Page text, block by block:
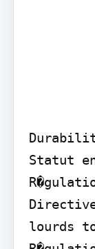
Statut
Directive
lourds